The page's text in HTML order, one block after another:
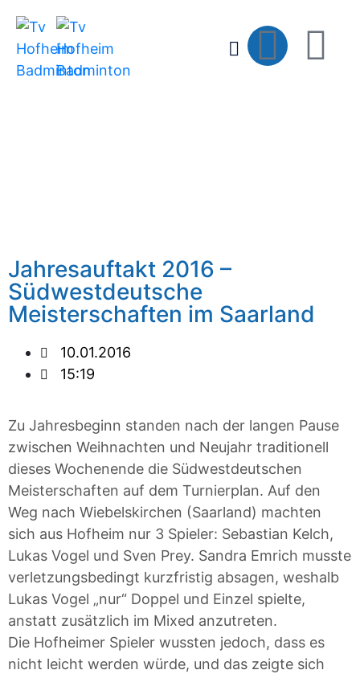
Jahresauftakt 2016 –
Südwestdeutsche
Meisterschaften im Saarland
10.01.2016
15:19
Zu Jahresbeginn standen nach der langen Pause
zwischen Weihnachten und Neujahr traditionell
dieses Wochenende die Südwestdeutschen
Meisterschaften auf dem Turnierplan. Auf den
Weg nach Wiebelskirchen (Saarland) machten
sich aus Hofheim nur 3 Spieler: Sebastian Kelch,
Lukas Vogel und Sven Prey. Sandra Emrich musste
verletzungsbedingt kurzfristig absagen, weshalb
Lukas Vogel „nur“ Doppel und Einzel spielte,
anstatt zusätzlich im Mixed anzutreten.
Die Hofheimer Spieler wussten jedoch, dass es
nicht leicht werden würde, und das zeigte sich